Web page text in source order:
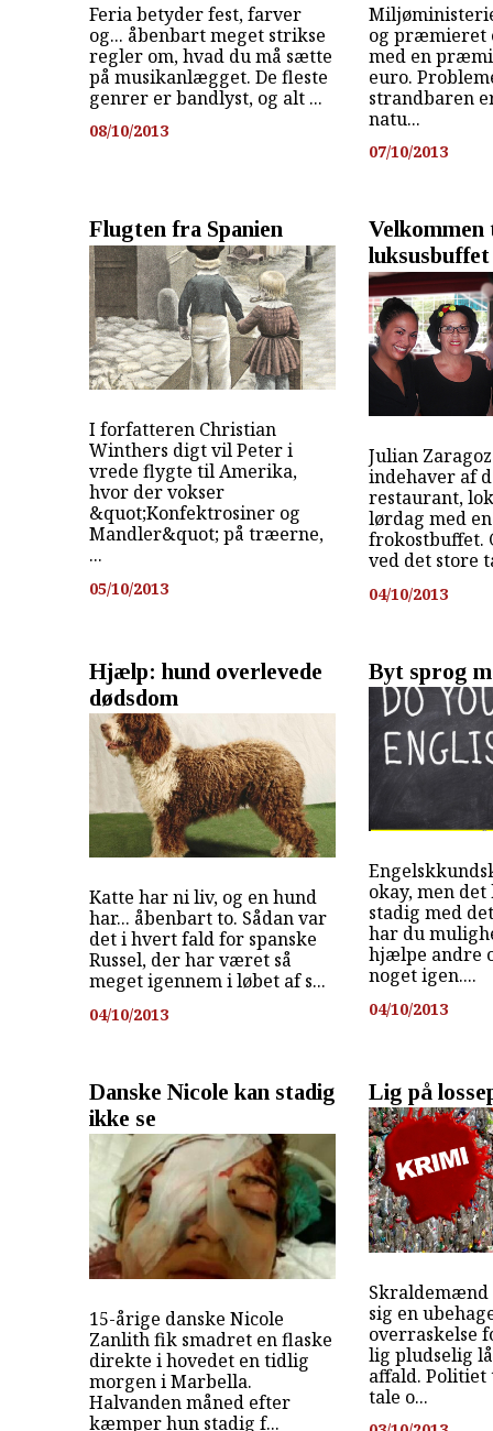
Feria betyder fest, farver
og... åbenbart meget strikse
regler om, hvad du må sætte
på musikanlægget. De fleste
genrer er bandlyst, og alt ...
08/10/2013
og præmieret
med en
euro.
strandbaren
natu...
07/10/2013
Flugten fra Spanien
I forfatteren Christian
Winthers digt vil Peter i
vrede flygte til Amerika,
hvor der vokser
&quot;Konfektrosiner og
Mandler&quot; på træerne,
...
05/10/2013
Velkommen
luksusbuffet
Julian
indehaver af
restaurant,
lørdag med
frokostbuffet.
ved det store
04/10/2013
Hjælp: hund overlevede
dødsdom
Katte har ni liv, og en hund
har... åbenbart to. Sådan var
det i hvert fald for spanske
Russel, der har været så
meget igennem i løbet af s...
04/10/2013
Byt sprog
okay, men
stadig med
har du
hjælpe andre
noget igen....
04/10/2013
Danske Nicole kan stadig
ikke se
15-årige danske Nicole
Zanlith fik smadret en flaske
direkte i hovedet en tidlig
morgen i Marbella.
Halvanden måned efter
kæmper hun stadig f...
Lig på
sig en
overraskelse
lig pludselig
affald.
tale o...